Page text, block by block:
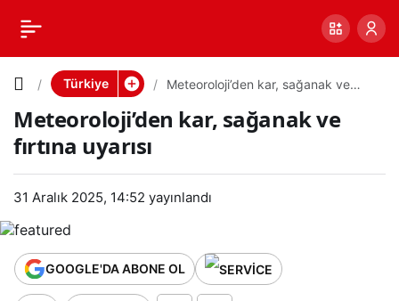
Türkiye
Meteoroloji’den kar, sağanak ve
Meteoroloji’den kar, sağanak ve
fırtına uyarısı
31 Aralık 2025, 14:52 yayınlandı
GOOGLE'DA ABONE OL
Meteorol
oji’den
kar,
sağanak
ve fırtına
uyarısı
PAYLAŞ